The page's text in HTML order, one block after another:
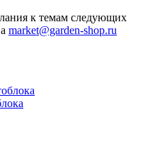
к темам следующих
market@garden-shop.ru